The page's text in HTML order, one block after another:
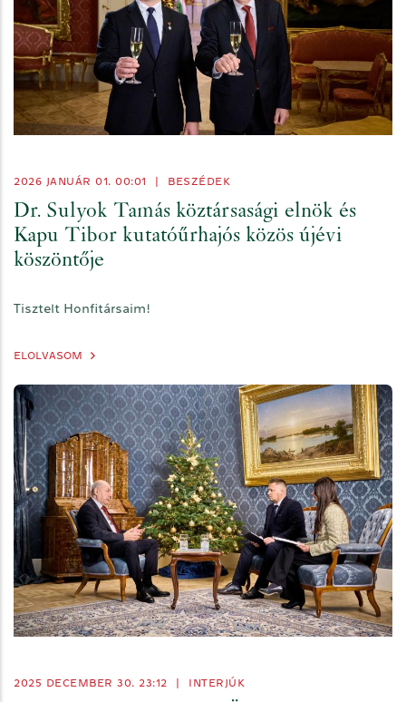
2026 JANUÁR 01. 00:01 BESZÉDEK
Dr. Sulyok Tamás köztársasági elnök és
Kapu Tibor kutatóűrhajós közös újévi
köszöntője
Tisztelt Honfitársaim!
ELOLVASOM
2025 DECEMBER 30. 23:12 INTERJÚK